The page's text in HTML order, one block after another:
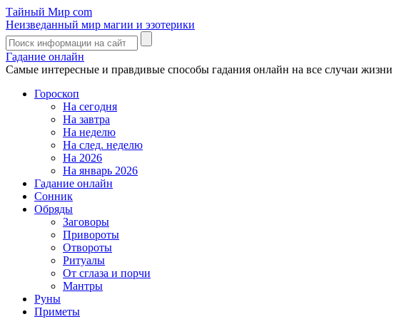
Тайный Мир com
Неизведанный мир магии и эзотерики
Гадание онлайн
Самые интересные и правдивые способы гадания онлайн на все случаи жизни
Гороскоп
На сегодня
На завтра
На неделю
На след. неделю
На 2026
На январь 2026
Гадание онлайн
Сонник
Обряды
Заговоры
Привороты
Отвороты
Ритуалы
От сглаза и порчи
Мантры
Руны
Приметы